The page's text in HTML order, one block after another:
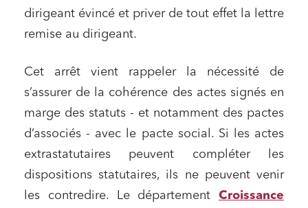
dirigeant évincé et priver de tout effet la lettre
remise au dirigeant.
Cet arrêt vient rappeler la nécessité de
s’assurer de la cohérence des actes signés en
marge des statuts - et notamment des pactes
d’associés - avec le pacte social. Si les actes
extrastatutaires peuvent compléter les
dispositions statutaires, ils ne peuvent venir
les contredire. Le département Croissance